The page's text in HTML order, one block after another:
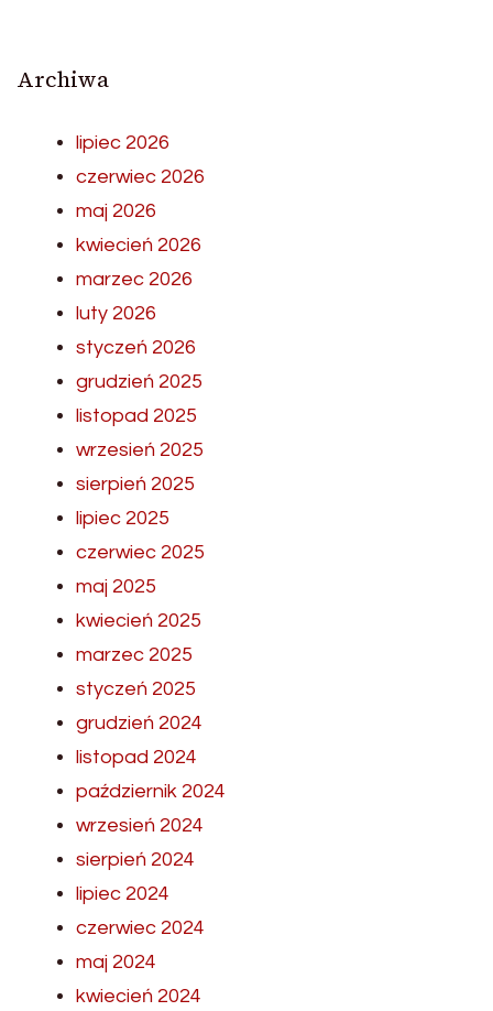
Archiwa
lipiec 2026
czerwiec 2026
maj 2026
kwiecień 2026
marzec 2026
luty 2026
styczeń 2026
grudzień 2025
listopad 2025
wrzesień 2025
sierpień 2025
lipiec 2025
czerwiec 2025
maj 2025
kwiecień 2025
marzec 2025
styczeń 2025
grudzień 2024
listopad 2024
październik 2024
wrzesień 2024
sierpień 2024
lipiec 2024
czerwiec 2024
maj 2024
kwiecień 2024